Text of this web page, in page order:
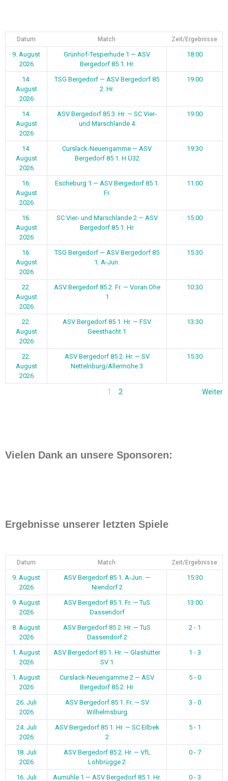
Datum Match Zeit/Ergebnisse
9. August
2026
Grünhof-Tesperhude 1 — ASV
Bergedorf 85 1. Hr.
18:00
14.
August
2026
TSG Bergedorf — ASV Bergedorf 85
2. Hr.
19:00
14.
August
2026
ASV Bergedorf 85 3. Hr. — SC Vier-
und Marschlande 4
19:00
14.
August
2026
Curslack-Neuengamme — ASV
Bergedorf 85 1. H Ü32
19:30
16.
August
2026
Escheburg 1 — ASV Bergedorf 85 1.
Fr.
11:00
16.
August
2026
SC Vier- und Marschlande 2 — ASV
Bergedorf 85 1. Hr.
15:00
16.
August
2026
TSG Bergedorf — ASV Bergedorf 85
1. A-Jun.
15:30
22.
August
2026
ASV Bergedorf 85 2. Fr. — Voran Ohe
1
10:30
22.
August
2026
ASV Bergedorf 85 1. Hr. — FSV
Geesthacht 1
13:30
22.
August
2026
ASV Bergedorf 85 2. Hr. — SV
Nettelnburg/Allermöhe 3
15:30
1 2 Weiter
Vielen Dank an unsere Sponsoren:
Ergebnisse unserer letzten Spiele
Datum Match Zeit/Ergebnisse
9. August
2026
ASV Bergedorf 85 1. A-Jun. —
Niendorf 2
15:30
9. August
2026
ASV Bergedorf 85 1. Fr. — TuS
Dassendorf
13:00
8. August
2026
ASV Bergedorf 85 2. Hr. — TuS
Dassendorf 2
2 - 1
1. August
2026
ASV Bergedorf 85 1. Hr. — Glashütter
SV 1
1 - 3
1. August
2026
Curslack-Neuengamme 2 — ASV
Bergedorf 85 2. Hr.
5 - 0
26. Juli
2026
ASV Bergedorf 85 1. Fr. — SV
Wilhelmsburg
3 - 0
24. Juli
2026
ASV Bergedorf 85 1. Hr. — SC Eilbek
2
5 - 1
18. Juli
2026
ASV Bergedorf 85 2. Hr. — VfL
Lohbrügge 2
0 - 7
16. Juli Aumühle 1 — ASV Bergedorf 85 1. Hr. 0 - 3